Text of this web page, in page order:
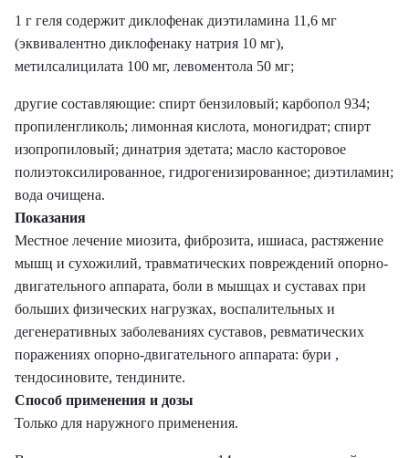
1 г геля содержит диклофенак диэтиламина 11,6 мг
(эквивалентно диклофенаку натрия 10 мг),
метилсалицилата 100 мг, левоментола 50 мг;
другие составляющие: спирт бензиловый; карбопол 934;
пропиленгликоль; лимонная кислота, моногидрат; спирт
изопропиловый; динатрия эдетата; масло касторовое
полиэтоксилированное, гидрогенизированное; диэтиламин;
вода очищена.
Показания
Местное лечение миозита, фиброзита, ишиаса, растяжение
мышц и сухожилий, травматических повреждений опорно-
двигательного аппарата, боли в мышцах и суставах при
больших физических нагрузках, воспалительных и
дегенеративных заболеваниях суставов, ревматических
поражениях опорно-двигательного аппарата: бури ,
тендосиновите, тендините.
Способ применения и дозы
Только для наружного применения.